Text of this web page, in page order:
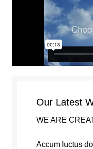
Our Latest
WE ARE
Accum luctus